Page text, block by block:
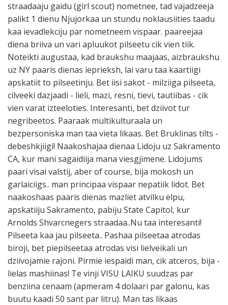
straadaaju gaidu (girl scout) nometnee, tad vajadzeeja
palikt 1 dienu Njujorkaa un stundu noklausiities taadu
kaa ievadlekciju par nometneem vispaar. paareejaa
diena briiva un vari apluukot pilseetu cik vien tiik.
Noteikti augustaa, kad braukshu maajaas, aizbraukshu
uz NY paaris dienas ieprieksh, lai varu taa kaartiigi
apskatiit to pilseetinju. Bet iisi sakot - milziiga pilseeta,
cilveeki dazjaadi - lieli, mazi, resni, tievi, tautiibas - cik
vien varat izteeloties. Interesanti, bet dziivot tur
negribeetos. Paaraak multikulturaala un
bezpersoniska man taa vieta likaas. Bet Bruklinas tilts -
debeshkjiigi! Naakoshajaa dienaa Lidoju uz Sakramento
CA, kur mani sagaidiija mana viesgjimene. Lidojums
paari visai valstij, aber of course, bija mokosh un
garlaiciigs.. man principaa vispaar nepatiik lidot. Bet
naakoshaas paaris dienas mazliet atvilku elpu,
apskatiiju Sakramento, pabiju State Capitol, kur
Arnolds Shvarcnegers straadaa..Nu taa interesanti!
Pilseeta kaa jau pilseeta.. Pashaa pilseetaa atrodas
biroji, bet piepilseetaa atrodas visi lielveikali un
dziivojamie rajoni. Pirmie iespaidi man, cik atceros, bija -
lielas mashiinas! Te vinji VISU LAIKU suudzas par
benziina cenaam (apmeram 4 dolaari par galonu, kas
buutu kaadi 50 sant par litru). Man tas likaas